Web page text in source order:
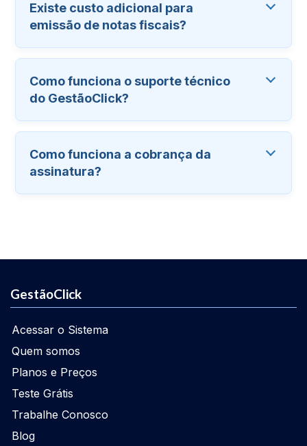
Existe custo adicional para
emissão de notas fiscais?
Como funciona o suporte técnico
do GestãoClick?
Como funciona a cobrança da
assinatura?
GestãoClick
Acessar o Sistema
Quem somos
Planos e Preços
Teste Grátis
Trabalhe Conosco
Blog